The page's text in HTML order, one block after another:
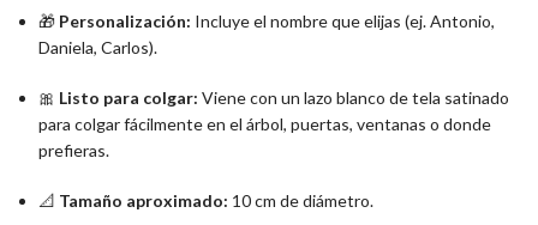
🎁 Personalización: Incluye el nombre que elijas (ej. Antonio,
Daniela, Carlos).
🎀 Listo para colgar: Viene con un lazo blanco de tela satinado
para colgar fácilmente en el árbol, puertas, ventanas o donde
prefieras.
📐 Tamaño aproximado: 10 cm de diámetro.